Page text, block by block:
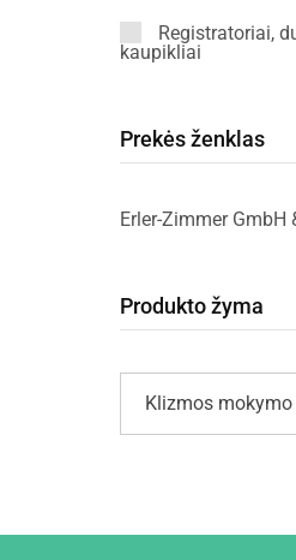
Registratoriai,
kaupikliai
Prekės ženklas
Erler-Zimmer GmbH
Produkto žyma
Klizmos